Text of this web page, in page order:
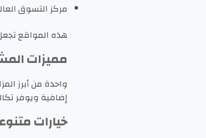
مركز التسوق
هذه المواقع
مميزات
واحدة من أبرز
إضافية ويوفر
خيارات